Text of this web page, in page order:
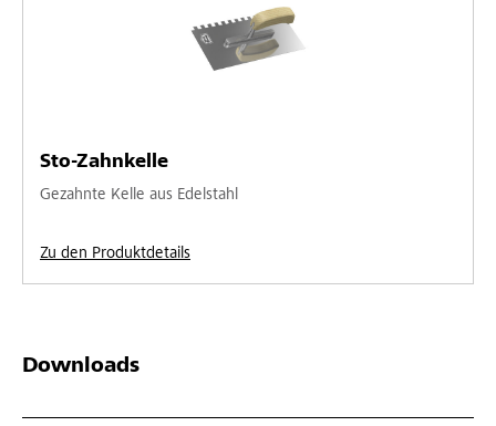
Sto-Zahnkelle
Gezahnte Kelle aus Edelstahl
Zu den Produktdetails
Downloads